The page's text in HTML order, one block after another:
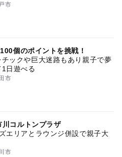
市
個のポイントを挑戦！
ックや巨大迷路もあり親子で夢
日遊べる
市
川コルトンプラザ
エリアとラウンジ併設で親子大
市